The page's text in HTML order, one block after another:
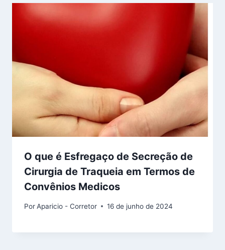
O que é Esfregaço de Secreção de
Cirurgia de Traqueia em Termos de
Convênios Medicos
PorAparicio - Corretor 16 de junho de 2024